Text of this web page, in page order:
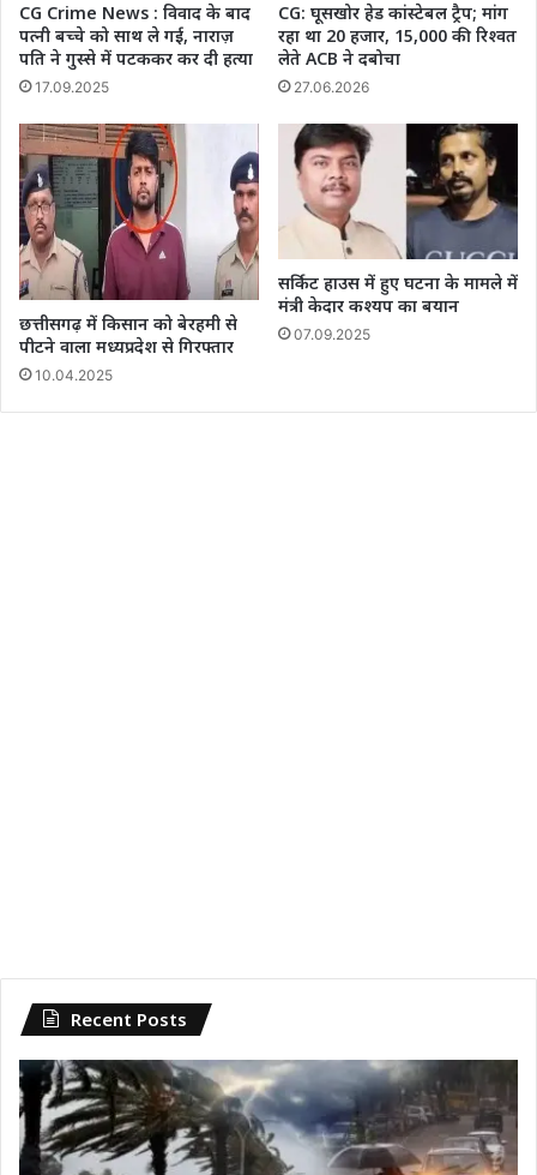
CG Crime News : विवाद के बाद
पत्नी बच्चे को साथ ले गई, नाराज़
पति ने गुस्से में पटककर कर दी हत्या
17.09.2025
CG: घूसखोर हेड कांस्टेबल ट्रैप; मांग
रहा था 20 हजार, 15,000 की रिश्वत
लेते ACB ने दबोचा
27.06.2026
छत्तीसगढ़ में किसान को बेरहमी से
पीटने वाला मध्यप्रदेश से गिरफ्तार
10.04.2025
सर्किट हाउस में हुए घटना के मामले में
मंत्री केदार कश्यप का बयान
07.09.2025
Recent Posts